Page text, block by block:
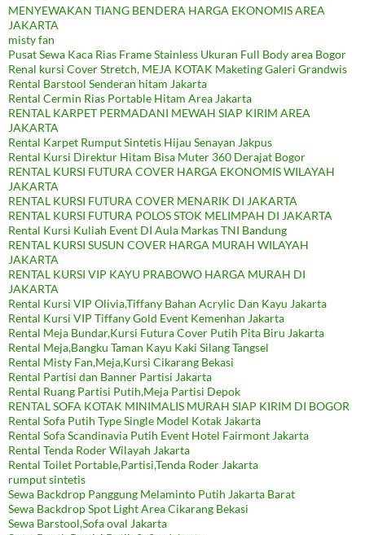
MENYEWAKAN TIANG BENDERA HARGA EKONOMIS AREA
JAKARTA
misty fan
Pusat Sewa Kaca Rias Frame Stainless Ukuran Full Body area Bogor
Renal kursi Cover Stretch, MEJA KOTAK Maketing Galeri Grandwis
Rental Barstool Senderan hitam Jakarta
Rental Cermin Rias Portable Hitam Area Jakarta
RENTAL KARPET PERMADANI MEWAH SIAP KIRIM AREA
JAKARTA
Rental Karpet Rumput Sintetis Hijau Senayan Jakpus
Rental Kursi Direktur Hitam Bisa Muter 360 Derajat Bogor
RENTAL KURSI FUTURA COVER HARGA EKONOMIS WILAYAH
JAKARTA
RENTAL KURSI FUTURA COVER MENARIK DI JAKARTA
RENTAL KURSI FUTURA POLOS STOK MELIMPAH DI JAKARTA
Rental Kursi Kuliah Event DI Aula Markas TNI Bandung
RENTAL KURSI SUSUN COVER HARGA MURAH WILAYAH
JAKARTA
RENTAL KURSI VIP KAYU PRABOWO HARGA MURAH DI
JAKARTA
Rental Kursi VIP Olivia,Tiffany Bahan Acrylic Dan Kayu Jakarta
Rental Kursi VIP Tiffany Gold Event Kemenhan Jakarta
Rental Meja Bundar,Kursi Futura Cover Putih Pita Biru Jakarta
Rental Meja,Bangku Taman Kayu Kaki Silang Tangsel
Rental Misty Fan,Meja,Kursi Cikarang Bekasi
Rental Partisi dan Banner Partisi Jakarta
Rental Ruang Partisi Putih,Meja Partisi Depok
RENTAL SOFA KOTAK MINIMALIS MURAH SIAP KIRIM DI BOGOR
Rental Sofa Putih Type Single Model Kotak Jakarta
Rental Sofa Scandinavia Putih Event Hotel Fairmont Jakarta
Rental Tenda Roder Wilayah Jakarta
Rental Toilet Portable,Partisi,Tenda Roder Jakarta
rumput sintetis
Sewa Backdrop Panggung Melaminto Putih Jakarta Barat
Sewa Backdrop Spot Light Area Cikarang Bekasi
Sewa Barstool,Sofa oval Jakarta